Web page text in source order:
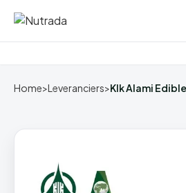
Home
Home>Leveranciers>Klk Alami